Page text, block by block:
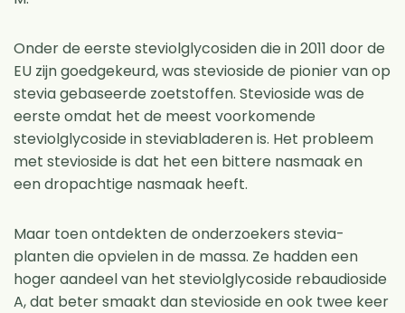
Onder de eerste steviolglycosiden die in 2011 door de
EU zijn goedgekeurd, was stevioside de pionier van op
stevia gebaseerde zoetstoffen. Stevioside was de
eerste omdat het de meest voorkomende
steviolglycoside in steviabladeren is. Het probleem
met stevioside is dat het een bittere nasmaak en
een dropachtige nasmaak heeft.
Maar toen ontdekten de onderzoekers stevia-
planten die opvielen in de massa. Ze hadden een
hoger aandeel van het steviolglycoside rebaudioside
A, dat beter smaakt dan stevioside en ook twee keer